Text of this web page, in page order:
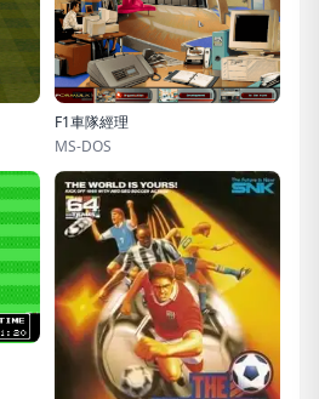
F1車隊經理
MS-DOS